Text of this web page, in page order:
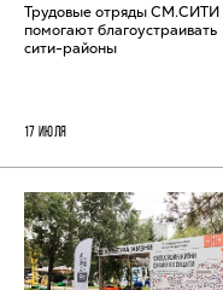
Трудовые отряды СМ.СИТИ
помогают благоустраивать
сити-районы
17 ИЮЛЯ